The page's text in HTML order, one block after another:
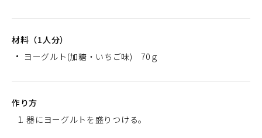
材料（1人分）
ヨーグルト(加糖・いちご味) 70ｇ
作り方
器にヨーグルトを盛りつける。